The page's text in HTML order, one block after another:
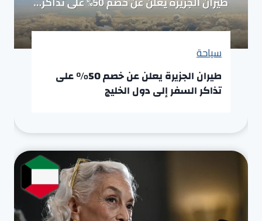
سياحة
طيران الجزيرة يعلن عن خصم 50% على
تذاكر السفر إلى دول الخليج